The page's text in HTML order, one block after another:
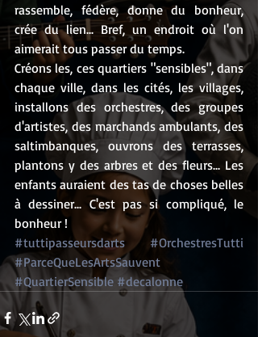
rassemble, fédère, donne du bonheur,
crée du lien... Bref, un endroit où l'on
aimerait tous passer du temps.
Créons les, ces quartiers "sensibles", dans
chaque ville, dans les cités, les villages,
installons des orchestres, des groupes
d'artistes, des marchands ambulants, des
saltimbanques, ouvrons des terrasses,
plantons y des arbres et des fleurs... Les
enfants auraient des tas de choses belles
à dessiner... C'est pas si compliqué, le
bonheur !
#tuttipasseursdarts
#OrchestresTutti
#ParceQueLesArtsSauvent
#QuartierSensible #decalonne